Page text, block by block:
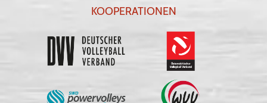
KOOPERATIONEN